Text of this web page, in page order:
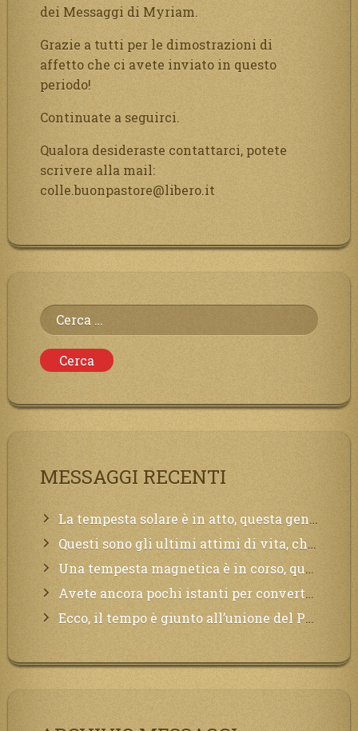
dei Messaggi di Myriam.
Grazie a tutti per le dimostrazioni di
affetto che ci avete inviato in questo
periodo!
Continuate a seguirci.
Qualora desideraste contattarci, potete
scrivere alla mail:
colle.buonpastore@libero.it
Ricerca
per:
MESSAGGI RECENTI
La tempesta solare è in atto, questa generazione soffrirà molto, la Terra arderà, l’acqua sarà contaminata, il cibo non sarà più nelle vostre mense.
Questi sono gli ultimi attimi di vita, chi si vuole salvare Mi chiami in suo aiuto.
Una tempesta magnetica è in corso, questa generazione patirà. Il black out non tarderà ad arrivare e tutta la Terra sarà oscurata.
Avete ancora pochi istanti per convertirvi, non perdete tempo, la sciagura arriverà all’improvviso e per chi non si sarà preparato saranno dolori.
Ecco, il tempo è giunto all’unione del Padre con il figlio, non avete che da attendere pochissimo.